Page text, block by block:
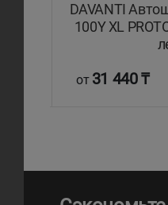
DAVANTI
100Y XL
от 31 440 ₸